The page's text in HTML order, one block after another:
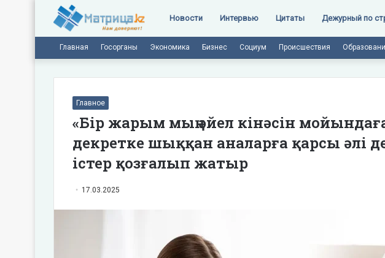
Новости Интервью Цитаты Дежурный по
Главная Госорганы Экономика Бизнес Социум Происшествия
Главное
«Бір жарым мың әйел кінәсін
декретке шыққан аналарға қарсы әлі
істер қозғалып жатыр
17.03.2025